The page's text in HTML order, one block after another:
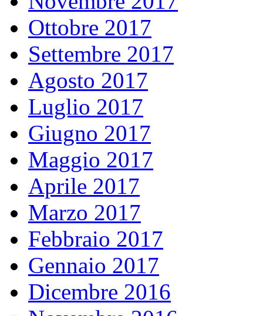
Ottobre 2017
Settembre 2017
Agosto 2017
Luglio 2017
Giugno 2017
Maggio 2017
Aprile 2017
Marzo 2017
Febbraio 2017
Gennaio 2017
Dicembre 2016